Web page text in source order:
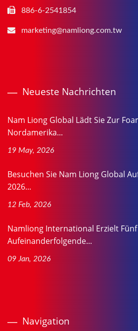
886-6-2541854
marketing@namliong.com.tw
Neueste Nachrichten
Nam Liong Global Lädt Sie Zur
Nordamerika...
19 May, 2026
Besuchen Sie Nam Liong Global
2026...
12 Feb, 2026
Namliong International Erzielt Fünf
Aufeinanderfolgende...
09 Jan, 2026
Navigation